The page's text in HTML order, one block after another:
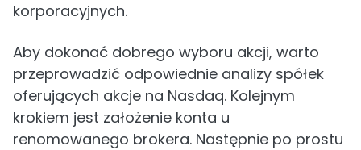
korporacyjnych.
Aby dokonać dobrego wyboru akcji, warto
przeprowadzić odpowiednie analizy spółek
oferujących akcje na Nasdaq. Kolejnym
krokiem jest założenie konta u
renomowanego brokera. Następnie po prostu